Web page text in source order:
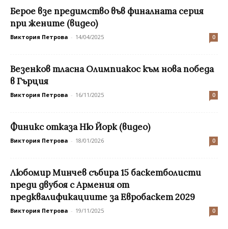
Берое взе предимство във финалната серия
при жените (видео)
Виктория Петрова - 14/04/2025 0
Везенков тласна Олимпиакос към нова победа
в Гърция
Виктория Петрова - 16/11/2025 0
Финикс отказа Ню Йорк (видео)
Виктория Петрова - 18/01/2026 0
Любомир Минчев събира 15 баскетболисти
преди двубоя с Армения от
предквалификациите за Евробаскет 2029
Виктория Петрова - 19/11/2025 0